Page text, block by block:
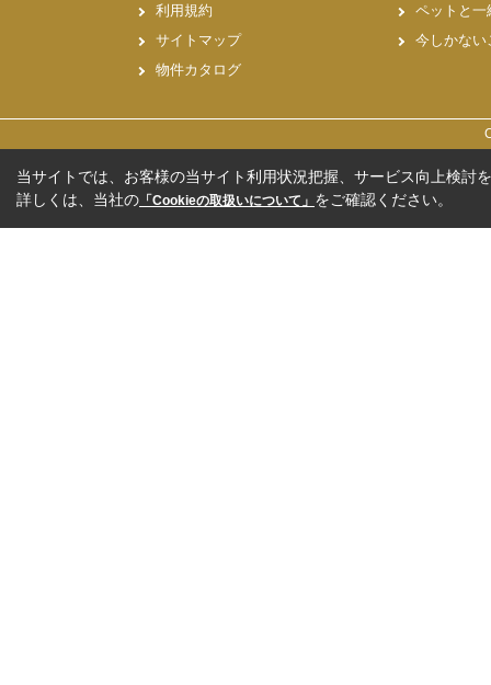
利用規約
サイトマップ
物件カタログ
ペットと一
今しかない
当サイトでは、お客様の当サイト利用状況把握、サービス向上検討
詳しくは、当社の 「Cookieの取扱いについて」 をご確認ください。